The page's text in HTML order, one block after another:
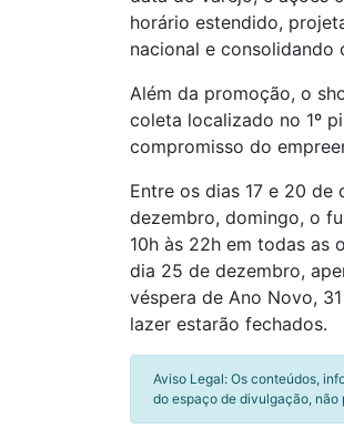
horário estendido,
nacional e consolidando
Além da promoção, o
coleta localizado no 1º
compromisso do
Entre os dias 17 e 20 de
dezembro, domingo, o
10h às 22h em todas as
dia 25 de dezembro,
véspera de Ano Novo,
lazer estarão fechados.
Aviso Legal: Os conteúdos,
do espaço de divulgação,